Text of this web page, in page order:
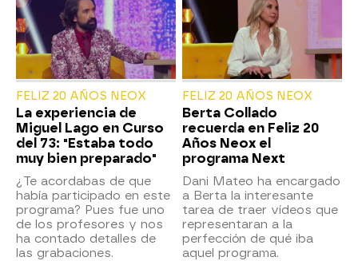
FELIZ 20 AÑOS NEOX
La experiencia de
Miguel Lago en Curso
del 73: "Estaba todo
muy bien preparado"
¿Te acordabas de que
había participado en este
programa? Pues fue uno
de los profesores y nos
ha contado detalles de
las grabaciones.
FELIZ 20 AÑOS NEOX
Berta Collado
recuerda en Feliz 20
Años Neox el
programa Next
Dani Mateo ha encargado
a Berta la interesante
tarea de traer vídeos que
representaran a la
perfección de qué iba
aquel programa.